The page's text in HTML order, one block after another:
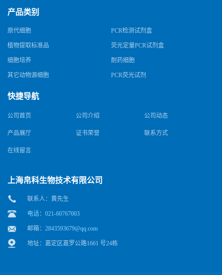
产品类别
原代细胞 PCR检测试剂盒
植物提取标准品 荧光定量PCR试剂盒
细胞培养 耐药细胞
其它动物源细胞 PCR荧光试剂
快捷导航
公司首页 公司介绍 公司动态
产品展厅 证书荣誉 联系方式
在线留言
上海帛科生物技术有限公司
联系人：黄先生
电话：021-60767003
邮箱： 2843593679@qq.com
地址：嘉定区嘉罗公路1661 号24栋